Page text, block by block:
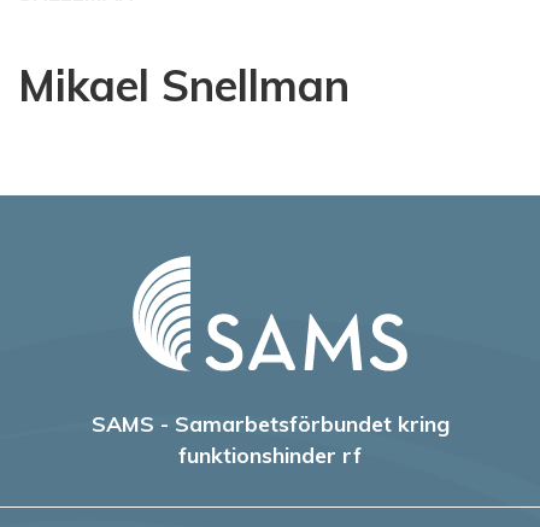
Mikael Snellman
SAMS - Samarbetsförbundet kring
funktionshinder rf